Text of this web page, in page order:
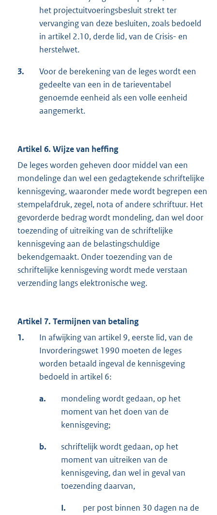
het projectuitvoeringsbesluit strekt ter
vervanging van deze besluiten, zoals bedoeld
in artikel 2.10, derde lid, van de Crisis- en
herstelwet.
3.
Voor de berekening van de leges wordt een
gedeelte van een in de tarieventabel
genoemde eenheid als een volle eenheid
aangemerkt.
Artikel 6. Wijze van heffing
De leges worden geheven door middel van een
mondelinge dan wel een gedagtekende schriftelijke
kennisgeving, waaronder mede wordt begrepen een
stempelafdruk, zegel, nota of andere schriftuur. Het
gevorderde bedrag wordt mondeling, dan wel door
toezending of uitreiking van de schriftelijke
kennisgeving aan de belastingschuldige
bekendgemaakt. Onder toezending van de
schriftelijke kennisgeving wordt mede verstaan
verzending langs elektronische weg.
Artikel 7. Termijnen van betaling
1.
In afwijking van artikel 9, eerste lid, van de
Invorderingswet 1990 moeten de leges
worden betaald ingeval de kennisgeving
bedoeld in artikel 6:
a.
mondeling wordt gedaan, op het
moment van het doen van de
kennisgeving;
b.
schriftelijk wordt gedaan, op het
moment van uitreiken van de
kennisgeving, dan wel in geval van
toezending daarvan,
I.
per post binnen 30 dagen na de